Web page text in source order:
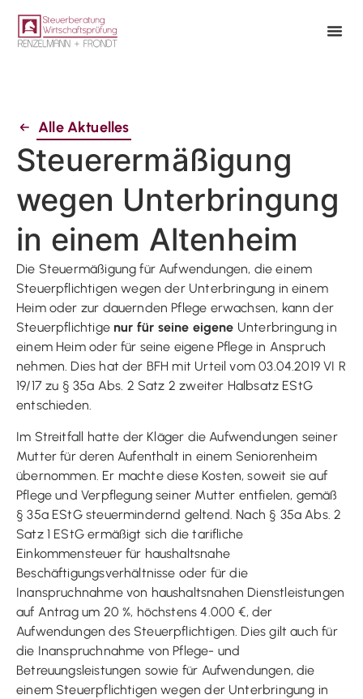
Alle Aktuelles
Steuerermäßigung
wegen Unterbringung
in einem Altenheim
Die Steuermäßigung für Aufwendungen, die einem
Steuerpflichtigen wegen der Unterbringung in einem
Heim oder zur dauernden Pflege erwachsen, kann der
Steuerpflichtige nur für seine eigene Unterbringung in
einem Heim oder für seine eigene Pflege in Anspruch
nehmen. Dies hat der BFH mit Urteil vom 03.04.2019 VI R
19/17 zu § 35a Abs. 2 Satz 2 zweiter Halbsatz EStG
entschieden.
Im Streitfall hatte der Kläger die Aufwendungen seiner
Mutter für deren Aufenthalt in einem Seniorenheim
übernommen. Er machte diese Kosten, soweit sie auf
Pflege und Verpflegung seiner Mutter entfielen, gemäß
§ 35a EStG steuermindernd geltend. Nach § 35a Abs. 2
Satz 1 EStG ermäßigt sich die tarifliche
Einkommensteuer für haushaltsnahe
Beschäftigungsverhältnisse oder für die
Inanspruchnahme von haushaltsnahen Dienstleistungen
auf Antrag um 20 %, höchstens 4.000 €, der
Aufwendungen des Steuerpflichtigen. Dies gilt auch für
die Inanspruchnahme von Pflege- und
Betreuungsleistungen sowie für Aufwendungen, die
einem Steuerpflichtigen wegen der Unterbringung in